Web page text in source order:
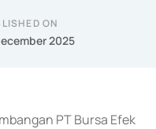
ON
2025
PT Bursa Efek